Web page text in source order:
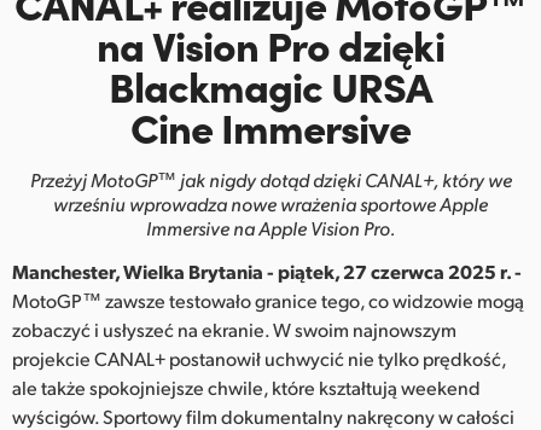
Finland
France
Germany
Hong Kong SAR, China
Italy
Japan
Korea
na Vision Pro dzięki
Blackmagic URSA
Cine Immersive
Przeżyj MotoGP™ jak nigdy dotąd dzięki CANAL+, który we
wrześniuwprowadza nowe wrażenia sportowe Apple
Immersive na Apple Vision Pro.
Manchester, Wielka Brytania - piątek, 27 czerwca 2025 r. -
MotoGP™ zawsze testowało granice tego, co widzowie mogą
zobaczyć i usłyszeć na ekranie. W swoim najnowszym
projekcie CANAL+ postanowił uchwycić nie tylko prędkość,
ale także spokojniejsze chwile, które kształtują weekend
wyścigów. Sportowy film dokumentalny nakręcony w całości